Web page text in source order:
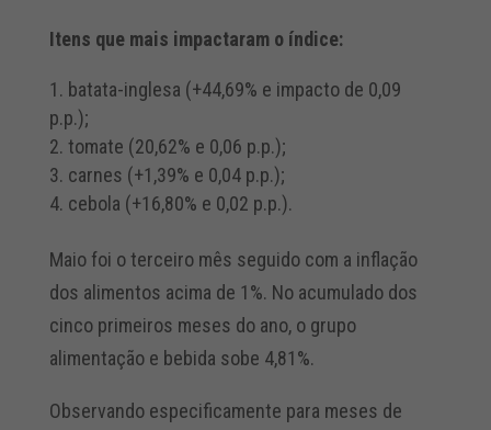
Itens que mais impactaram o índice:
batata-inglesa (+44,69% e impacto de 0,09
p.p.);
tomate (20,62% e 0,06 p.p.);
carnes (+1,39% e 0,04 p.p.);
cebola (+16,80% e 0,02 p.p.).
Maio foi o terceiro mês seguido com a inflação
dos alimentos acima de 1%. No acumulado dos
cinco primeiros meses do ano, o grupo
alimentação e bebida sobe 4,81%.
Observando especificamente para meses de